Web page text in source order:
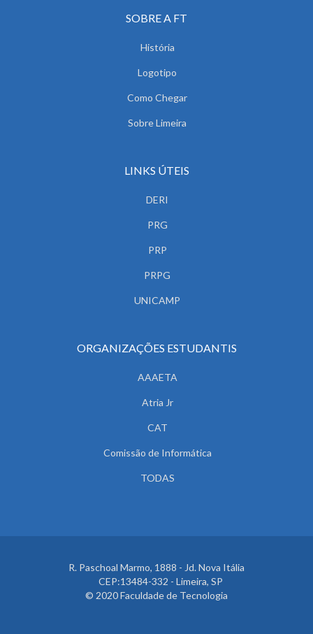
SOBRE A FT
História
Logotipo
Como Chegar
Sobre Limeira
LINKS ÚTEIS
DERI
PRG
PRP
PRPG
UNICAMP
ORGANIZAÇÕES ESTUDANTIS
AAAETA
Atria Jr
CAT
Comissão de Informática
TODAS
R. Paschoal Marmo, 1888 - Jd. Nova Itália
CEP:13484-332 - Limeira, SP
© 2020 Faculdade de Tecnologia